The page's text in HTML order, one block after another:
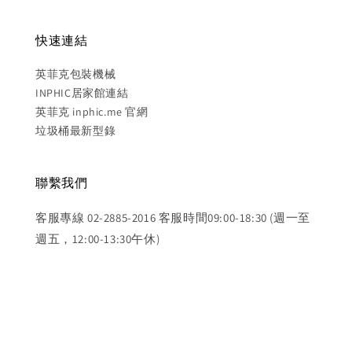
快速連結
英菲克包裝機械
INPHIC居家館連結
英菲克 inphic.me 官網
垃圾桶最新型錄
聯繫我們
客服專線 02-2885-2016 客服時間09:00-18:30 (週一至
週五，12:00-13:30午休)